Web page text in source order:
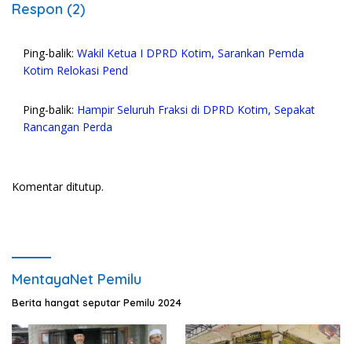
Respon (2)
Ping-balik: Wakil Ketua I DPRD Kotim, Sarankan Pemda
Kotim Relokasi Pend
Ping-balik: Hampir Seluruh Fraksi di DPRD Kotim, Sepakat
Rancangan Perda
Komentar ditutup.
MentayaNet Pemilu
Berita hangat seputar Pemilu 2024